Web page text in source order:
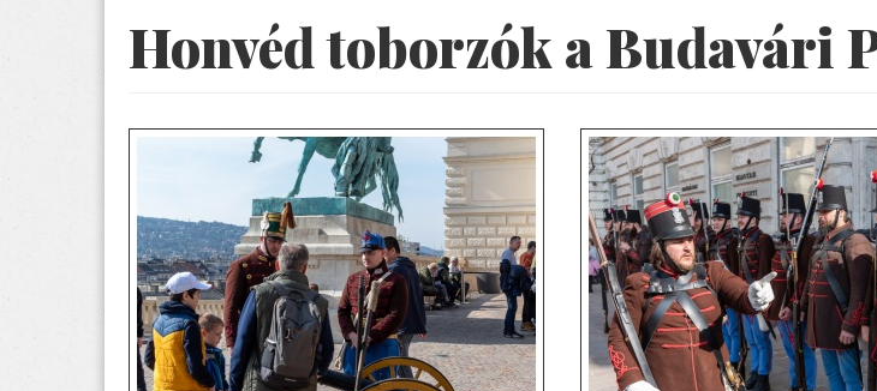
Honvéd toborzók a Budavári